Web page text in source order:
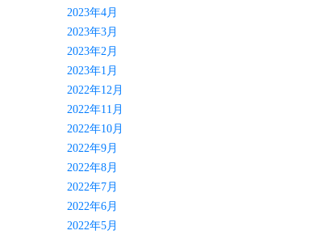
2023年4月
2023年3月
2023年2月
2023年1月
2022年12月
2022年11月
2022年10月
2022年9月
2022年8月
2022年7月
2022年6月
2022年5月